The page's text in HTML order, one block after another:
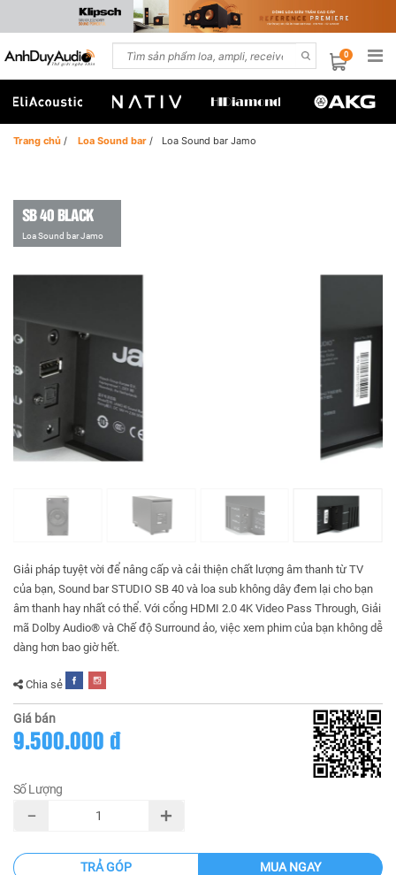
0
Trang chủ / Loa Sound bar / Loa Sound bar Jamo
SB 40 BLACK
Loa Sound bar Jamo
Giải pháp tuyệt vời để nâng cấp và cải thiện chất lượng âm thanh từ TV
của bạn, Sound bar STUDIO SB 40 và loa sub không dây đem lại cho bạn
âm thanh hay nhất có thể. Với cổng HDMI 2.0 4K Video Pass Through, Giải
mã Dolby Audio® và Chế độ Surround ảo, việc xem phim của bạn không dễ
dàng hơn bao giờ hết.
Chia sẻ
Giá bán
9.500.000 đ
Số Lượng
TRẢ GÓP MUA NGAY